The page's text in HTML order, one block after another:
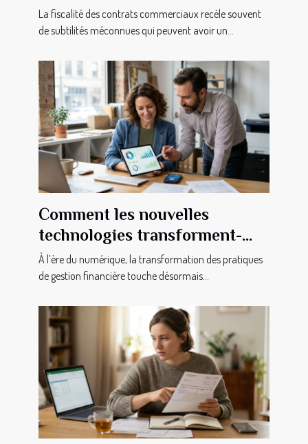
astuces insoupçonnés pour
dirigeants
La fiscalité des contrats commerciaux recèle souvent
de subtilités méconnues qui peuvent avoir un...
Comment les nouvelles
technologies transforment-
elles la gestion financière des
PME ?
À l’ère du numérique, la transformation des pratiques
de gestion financière touche désormais...